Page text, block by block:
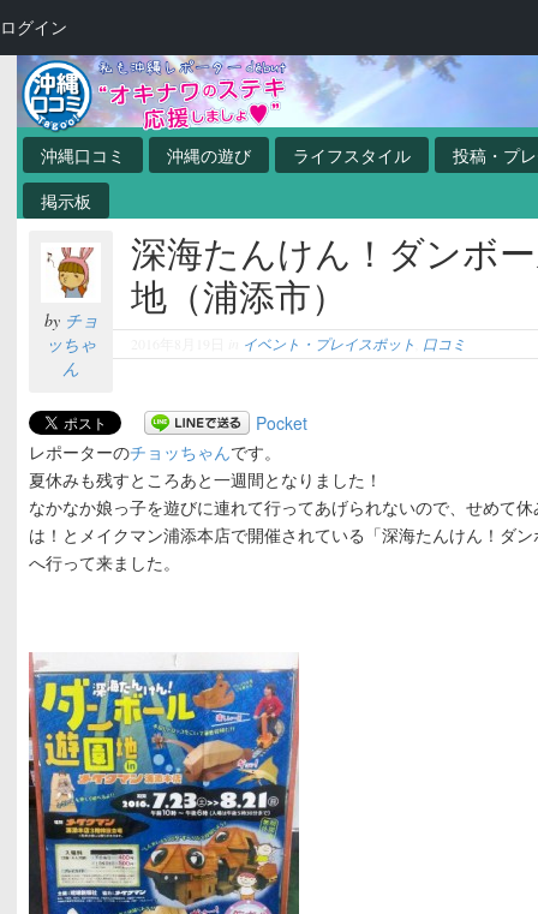
沖縄口コミ 沖縄の遊び ライフスタイル
投稿・プ
掲示板
by チョ
ッちゃ
ん
深海たんけん！ダンボ
地（浦添市）
イベント・プレイスポット 口コミ
Pocket
レポーターのチョッちゃんです。
夏休みも残すところあと一週間となりました！
なかなか娘っ子を遊びに連れて行ってあげられないので、せめて
は！とメイクマン浦添本店で開催されている「深海たんけん！ダ
へ行って来ました。
ログイン